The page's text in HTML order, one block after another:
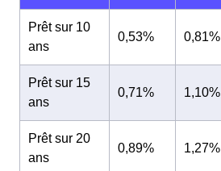
Prêt sur 10
ans
0,53% 0,81%
Prêt sur 15
ans
0,71% 1,10%
Prêt sur 20
ans
0,89% 1,27%